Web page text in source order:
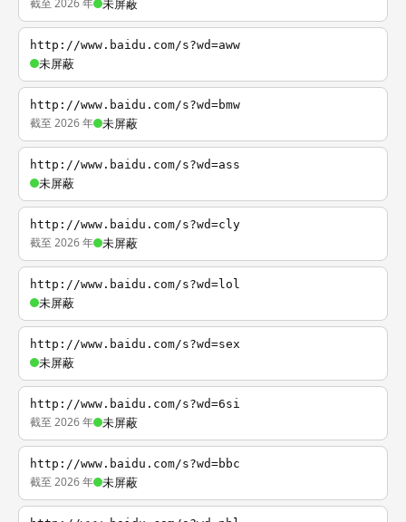
截至 2026 年 未屏蔽
http://www.baidu.com/s?wd=aww
未屏蔽
http://www.baidu.com/s?wd=bmw
截至 2026 年 未屏蔽
http://www.baidu.com/s?wd=ass
未屏蔽
http://www.baidu.com/s?wd=cly
截至 2026 年 未屏蔽
http://www.baidu.com/s?wd=lol
未屏蔽
http://www.baidu.com/s?wd=sex
未屏蔽
http://www.baidu.com/s?wd=6si
截至 2026 年 未屏蔽
http://www.baidu.com/s?wd=bbc
截至 2026 年 未屏蔽